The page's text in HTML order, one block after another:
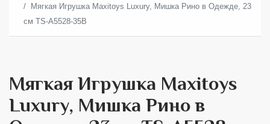
Мягкая Игрушка Maxitoys Luxury, Мишка Рино в Одежде, 23
см TS-A5528-35B
Мягкая Игрушка Maxitoys
Luxury, Мишка Рино в